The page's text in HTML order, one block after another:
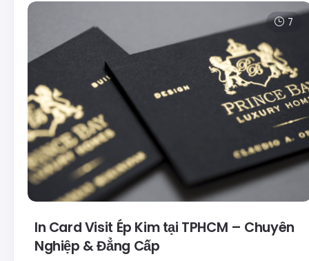
7
In Card Visit Ép Kim tại TPHCM – Chuyên
Nghiệp & Đẳng Cấp